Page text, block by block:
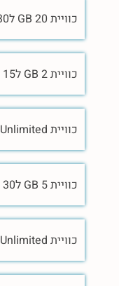
כוויית 20 GB ל30 ימים
כוויית 2 GB ל15 ימים
כוויית Unlimited ל15 ימים
כוויית 5 GB ל30 ימים
כוויית Unlimited ל30 ימים